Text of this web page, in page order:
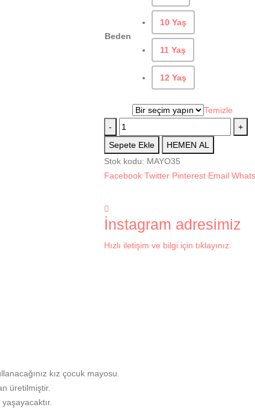
Beden
10 Yaş
11 Yaş
12 Yaş
Temizle
-
+
Sepete Ekle
HEMEN AL
Stok kodu: MAYO35
Facebook Twitter Pinterest Email
İnstagram adresimiz
Hızlı iletişim ve bilgi için tıklayınız.
kız çocuk mayosu.
üretilmiştir.